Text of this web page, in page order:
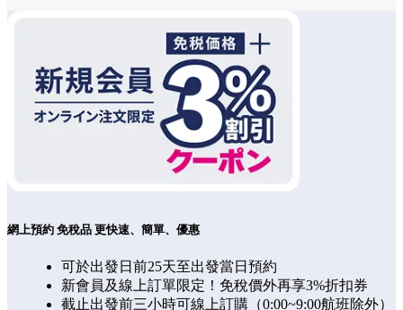
網上預約 免稅品 更快速、簡單、優惠
可於出發日前25天至出發當日預約
新會員及線上訂單限定！免稅價外再享3%折扣券
截止出發前三小時可線上訂購（0:00~9:00航班除外）